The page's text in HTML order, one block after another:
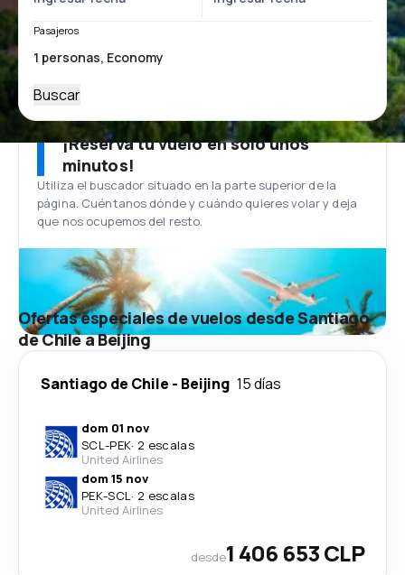
Pasajeros
Buscar
¡Reserva tu vuelo en solo unos
minutos!
Utiliza el buscador situado en la parte superior de la
página. Cuéntanos dónde y cuándo quieres volar y deja
que nos ocupemos del resto.
Ofertas especiales de vuelos desde Santiago
de Chile a Beijing
Santiago de Chile - Beijing 15 días
dom 01 nov
SCL-PEK· 2 escalas
United Airlines
dom 15 nov
PEK-SCL· 2 escalas
United Airlines
desde1 406 653 CLP